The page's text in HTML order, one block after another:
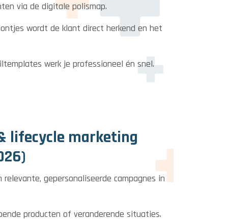
via de digitale polismap.
wordt de klant direct herkend en het
werk je professioneel én snel.
lifecycle marketing
relevante, gepersonaliseerde campagnes in
producten of veranderende situaties.